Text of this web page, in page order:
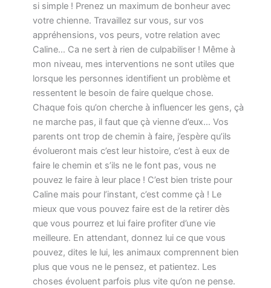
si simple ! Prenez un maximum de bonheur avec
votre chienne. Travaillez sur vous, sur vos
appréhensions, vos peurs, votre relation avec
Caline… Ca ne sert à rien de culpabiliser ! Même à
mon niveau, mes interventions ne sont utiles que
lorsque les personnes identifient un problème et
ressentent le besoin de faire quelque chose.
Chaque fois qu’on cherche à influencer les gens, çà
ne marche pas, il faut que çà vienne d’eux… Vos
parents ont trop de chemin à faire, j’espère qu’ils
évolueront mais c’est leur histoire, c’est à eux de
faire le chemin et s’ils ne le font pas, vous ne
pouvez le faire à leur place ! C’est bien triste pour
Caline mais pour l’instant, c’est comme çà ! Le
mieux que vous pouvez faire est de la retirer dès
que vous pourrez et lui faire profiter d’une vie
meilleure. En attendant, donnez lui ce que vous
pouvez, dites le lui, les animaux comprennent bien
plus que vous ne le pensez, et patientez. Les
choses évoluent parfois plus vite qu’on ne pense.